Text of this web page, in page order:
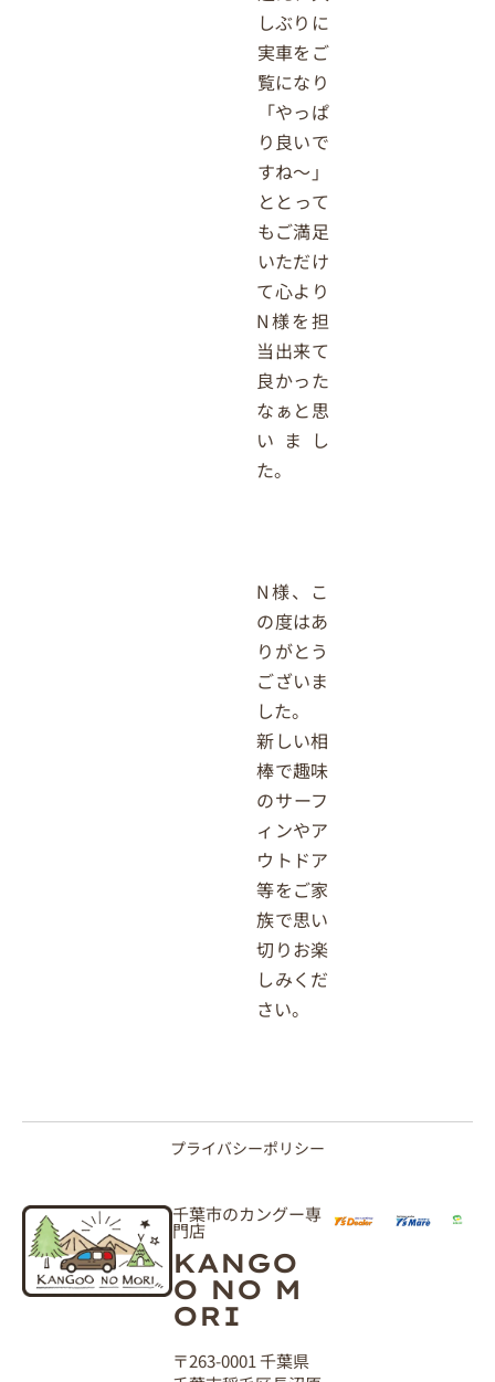
しぶりに
実車をご
覧になり
「やっぱ
り良いで
すね～」
ととって
もご満足
いただけ
て心より
N様を担
当出来て
良かった
なぁと思
いまし
た。
N様、こ
の度はあ
りがとう
ございま
した。
新しい相
棒で趣味
のサーフ
ィンやア
ウトドア
等をご家
族で思い
切りお楽
しみくだ
さい。
プライバシーポリシー
千葉市のカングー専
門店
KANGO
O NO M
ORI
〒263-0001 千葉県